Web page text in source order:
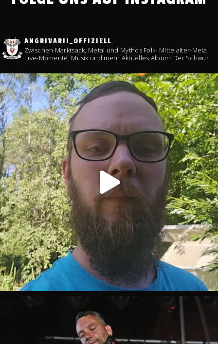
ANGRIVARII_OFFIZIELL
Zwischen Marktsack, Metal und MythosFolk- Mittelalter-Metal
Live-Momente, Musik und mehr Aktuelles Album: Der Schwur